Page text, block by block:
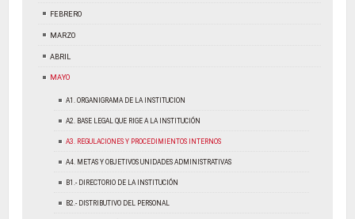
FEBRERO
MARZO
ABRIL
MAYO
A1. ORGANIGRAMA DE LA INSTITUCION
A2. BASE LEGAL QUE RIGE A LA INSTITUCIÓN
A3. REGULACIONES Y PROCEDIMIENTOS INTERNOS
A4. METAS Y OBJETIVOS UNIDADES ADMINISTRATIVAS
B1.- DIRECTORIO DE LA INSTITUCIÓN
B2.- DISTRIBUTIVO DEL PERSONAL